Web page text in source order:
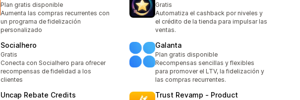
Plan gratis disponible
Aumenta las compras recurrentes con
un programa de fidelización
personalizado
Gratis
Automatiza el cashback por niveles y
el crédito de la tienda para impulsar las
ventas.
Socialhero
Gratis
Conecta con Socialhero para ofrecer
recompensas de fidelidad a los
clientes
Galanta
Plan gratis disponible
Recompensas sencillas y flexibles
para promover el LTV, la fidelización y
las compras recurrentes.
Uncap Rebate Credits
Trust Revamp ‑ Product